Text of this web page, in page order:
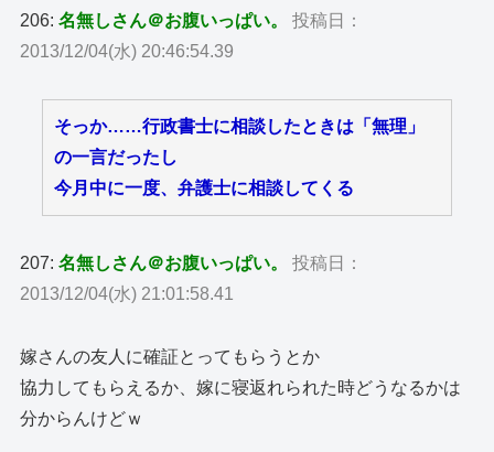
206:名無しさん＠お腹いっぱい。
投稿日：
2013/12/04(水) 20:46:54.39
そっか……行政書士に相談したときは「無理」
の一言だったし
今月中に一度、弁護士に相談してくる
207:名無しさん＠お腹いっぱい。
投稿日：
2013/12/04(水) 21:01:58.41
嫁さんの友人に確証とってもらうとか
協力してもらえるか、嫁に寝返れられた時どうなるかは
分からんけどｗ